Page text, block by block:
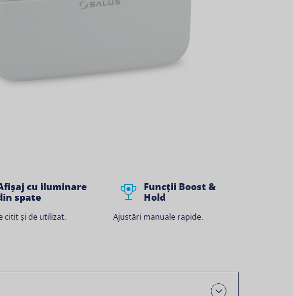
cu iluminare
spate
citit și de utilizat.
Funcții Boost &
Hold
Ajustări manuale rapide.
Deschis